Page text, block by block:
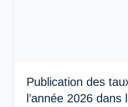
Publication des
l’année 2026